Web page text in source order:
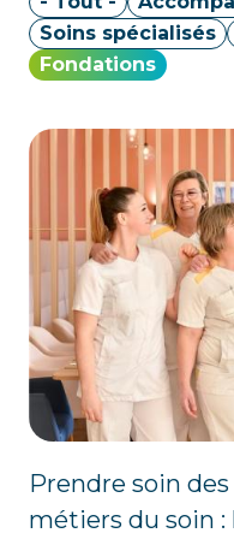
Soins spécialisés
Fondations
Prendre soin
métiers du soin :